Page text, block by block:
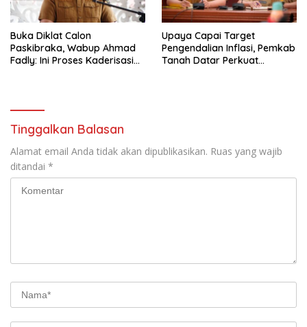
Buka Diklat Calon
Paskibraka, Wabup Ahmad
Fadly: Ini Proses Kaderisasi
Upaya Capai Target
Pengendalian Inflasi, Pemkab
Tanah Datar Perkuat
Tinggalkan Balasan
Alamat email Anda tidak akan dipublikasikan. Ruas yang wajib
ditandai *